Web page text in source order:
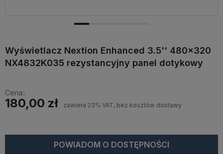
Wyświetlacz Nextion Enhanced 3.5'' 480x320
NX4832K035 rezystancyjny panel dotykowy
Cena::
180,00 zł zawiera 23% VAT, bez kosztów dostawy
POWIADOM O DOSTĘPNOŚCI